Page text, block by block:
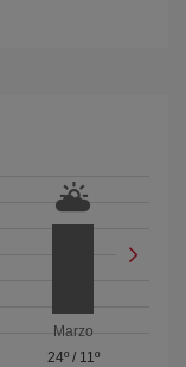
Marzo
24º/ 11º